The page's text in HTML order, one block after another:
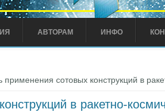
АВТОРАМ ИНФО
сотовых конструкций в
в ракетно-